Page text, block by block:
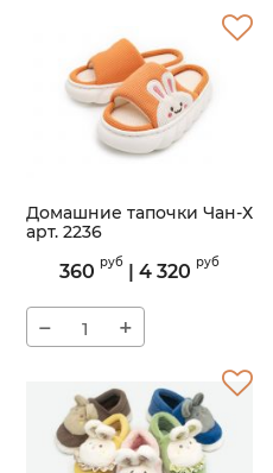
Домашние тапочки Чан-Х
арт. 2236
2236
360 руб | 4 320 руб
− +